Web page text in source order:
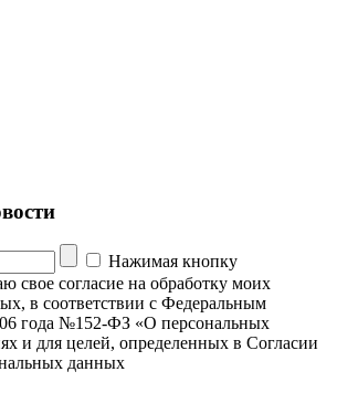
Нажимая кнопку
свое согласие на обработку моих
в соответствии с Федеральным
года №152-ФЗ «О персональных
и для целей, определенных в Согласии
данных